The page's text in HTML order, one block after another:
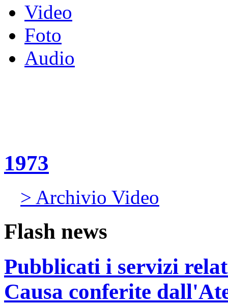
Video
Foto
Audio
1973
> Archivio Video
Flash news
Pubblicati i servizi
Causa conferite